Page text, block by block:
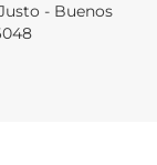
- Buenos